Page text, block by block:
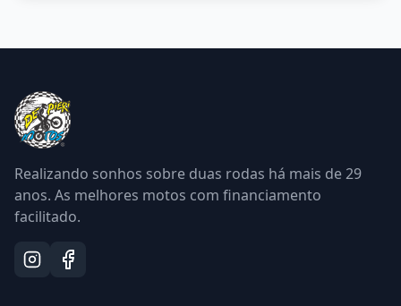
Realizando sonhos sobre duas rodas há mais de29
anos. As melhores motos com financiamento
facilitado.